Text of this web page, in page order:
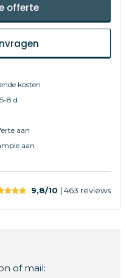
offerte
kosten
8 d
aan
aan
9,8/10 | 463 reviews
of mail: